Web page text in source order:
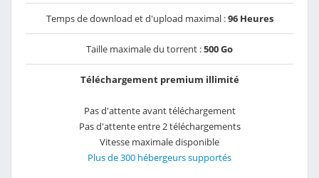
Temps de download et d'upload maximal :96 Heures
Taille maximale du torrent :500 Go
Téléchargement premium illimité
Pas d'attente avant téléchargement
Pas d'attente entre 2 téléchargements
Vitesse maximale disponible
Plus de 300 hébergeurs supportés